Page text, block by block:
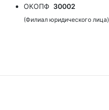
ОКОПФ 30002
(Филиал юридического лица)